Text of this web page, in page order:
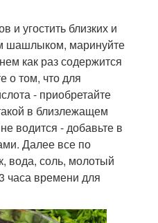
и угостить близких и
шашлыком, маринуйте
как раз содержится
о том, что для
- приобретайте
в близлежащем
водится - добавьте в
Далее все по
вода, соль, молотый
часа времени для